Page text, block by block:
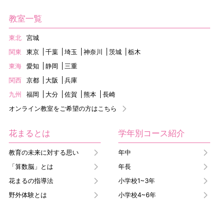
教室一覧
東北
宮城
関東
東京 千葉 埼玉 神奈川 茨城
栃木
東海
愛知 静岡
三重
関西
京都 大阪
兵庫
九州
福岡 大分 佐賀 熊本
長崎
オンライン教室をご希望の方はこちら
花まるとは
教育の未来に対する思い
「算数脳」とは
花まるの指導法
野外体験とは
学年別コース紹介
年中
年長
小学校1~3年
小学校4~6年